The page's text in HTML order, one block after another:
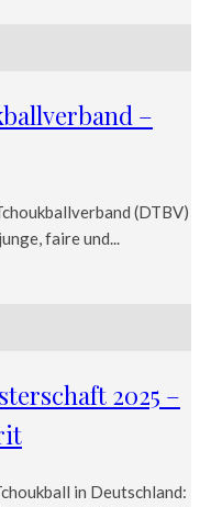
–
(DTBV)
faire und...
2025 –
in Deutschland: